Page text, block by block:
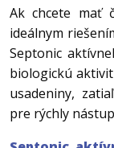
Ak chcete mať
ideálnym
Septonic
biologickú
usadeniny,
pre rýchly